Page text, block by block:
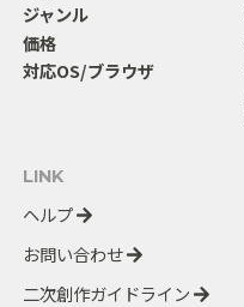
ジャンル
価格
対応OS/ブラウザ
LINK
ヘルプ
お問い合わせ
二次創作ガイドライン